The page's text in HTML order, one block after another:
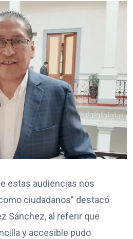
estas audiencias nos
ciudadanos” destacó
Sánchez, al referir que
y accesible pudo